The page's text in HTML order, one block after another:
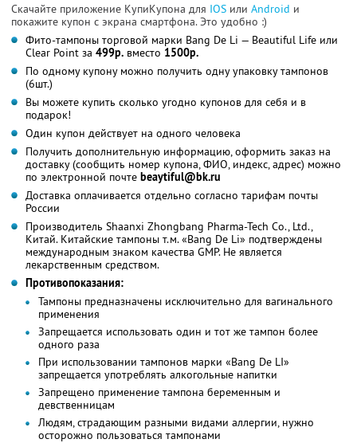
Скачайте приложение КупиКупона для IOS или Android и
покажите купон с экрана смартфона. Это удобно :)
Фито-тампоны торговой марки Bang De Li — Beautiful Life или
Clear Point за 499р. вместо 1500р.
По одному купону можно получить одну упаковку тампонов
(6шт.)
Вы можете купить сколько угодно купонов для себя и в
подарок!
Один купон действует на одного человека
Получить дополнительную информацию, оформить заказ на
доставку (сообщить номер купона, ФИО, индекс, адрес) можно
по электронной почте beaytiful@bk.ru
Доставка оплачивается отдельно согласно тарифам почты
России
Производитель Shaanxi Zhongbang Pharma-Tech Co., Ltd.,
Китай. Китайские тампоны т.м. «Bang De Li» подтверждены
международным знаком качества GMP. Не является
лекарственным средством.
Противопоказания:
Тампоны предназначены исключительно для вагинального
применения
Запрещается использовать один и тот же тампон более
одного раза
При использовании тампонов марки «Bang De LI»
запрещается употреблять алкогольные напитки
Запрещено применение тампона беременным и
девственницам
Людям, страдающим разными видами аллергии, нужно
осторожно пользоваться тампонами